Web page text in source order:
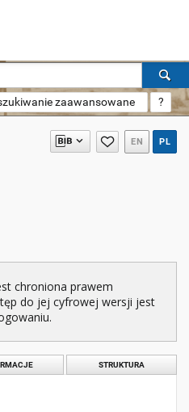
zaawansowane ?
EN PL
chroniona prawem
do jej cyfrowej wersji jest
STRUKTURA